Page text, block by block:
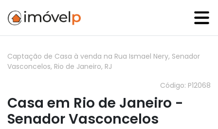
Captação de Casa à venda na Rua Ismael Nery, Senador
Vasconcelos, Rio de Janeiro, RJ
Código: P12068
Casa em Rio de Janeiro -
Senador Vasconcelos